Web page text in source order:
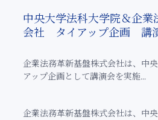
中央大学法科大学院＆企業
会社 タイアップ企画 講
企業法務革新基盤株式会社は、中
アップ企画として講演会を実施...
企業法務革新基盤株式会社は、中